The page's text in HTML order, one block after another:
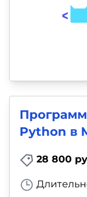
Python в
28 800